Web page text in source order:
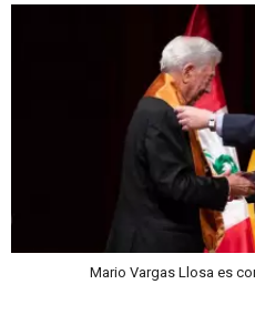
Mario Vargas Llosa es